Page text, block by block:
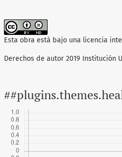
Esta obra está bajo una licencia
Derechos de autor 2019 Institución